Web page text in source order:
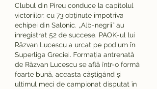
Clubul din Pireu conduce la capitolul
victoriilor, cu 73 obținute împotriva
echipei din Salonic. „Alb-negrii” au
înregistrat 52 de succese. PAOK-ul lui
Răzvan Lucescu a urcat pe podium în
Superliga Greciei. Formația antrenată
de Răzvan Lucescu se află într-o formă
foarte bună, aceasta câștigând și
ultimul meci de campionat disputat în